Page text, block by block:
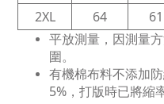
2XL
64 61
平放測量，因測量
圍。
有機棉布料不添加
5%，打版時已將縮